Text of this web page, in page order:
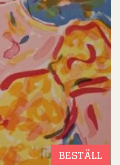
BESTÄLL